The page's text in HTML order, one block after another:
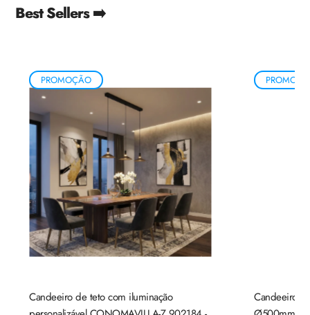
Best Sellers ➡️
PROMOÇÃO
Candeeiro de teto com iluminação
Candeeiro